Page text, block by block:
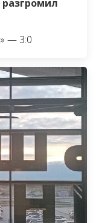
— 3:0